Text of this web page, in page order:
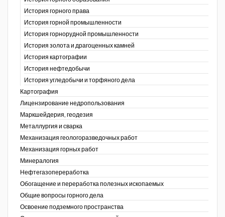
История горного права
История горной промышленности
История горнорудной промышленности
История золота и драгоценных камней
История картографии
История нефтедобычи
История угледобычи и торфяного дела
Картография
Лицензирование недропользования
Маркшейдерия, геодезия
Металлургия и сварка
Механизация геологоразведочных работ
Механизация горных работ
Минералогия
Нефтегазопереработка
Обогащение и переработка полезных ископаемых
Общие вопросы горного дела
Освоение подземного пространства